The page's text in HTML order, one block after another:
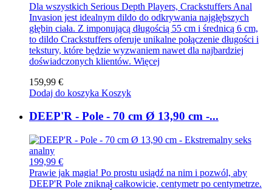
Dla wszystkich Serious Depth Players, Crackstuffers Anal
Invasion jest idealnym dildo do odkrywania najgłębszych
głębin ciała. Z imponującą długością 55 cm i średnicą 6 cm,
to dildo Crackstuffers oferuje unikalne połączenie długości i
tekstury, które będzie wyzwaniem nawet dla najbardziej
doświadczonych klientów. Więcej
159,99 €
Dodaj do koszyka Koszyk
DEEP'R - Pole - 70 cm Ø 13,90 cm -...
199,99 €
Prawie jak magia! Po prostu usiądź na nim i pozwól, aby
DEEP'R Pole zniknął całkowicie, centymetr po centymetrze.